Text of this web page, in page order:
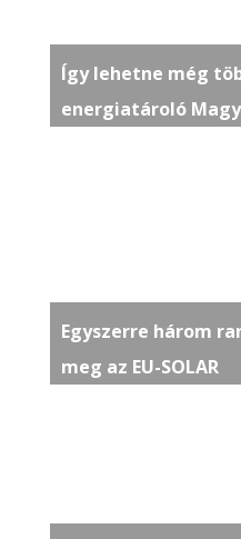
Így lehetne még
energiatároló
Egyszerre három
meg az EU-SOLAR